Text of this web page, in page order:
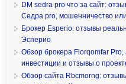
DM sedra pro что за сайт:
Седра pro, мошенничество
Брокер Esperio: отзывы
Эсперио
Обзор брокера Fiorqomfar
инвестиции и отзывы о
Обзор сайта Rbcmorng: